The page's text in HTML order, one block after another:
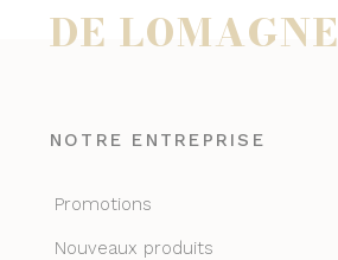
DE LOMAGNE
NOTRE ENTREPRISE
Promotions
Nouveaux produits